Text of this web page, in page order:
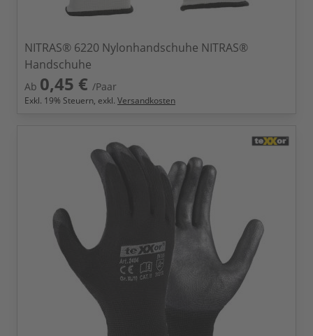
NITRAS® 6220 Nylonhandschuhe NITRAS®
Handschuhe
Ab 0,45 € /Paar
Exkl. 19% Steuern, exkl. Versandkosten